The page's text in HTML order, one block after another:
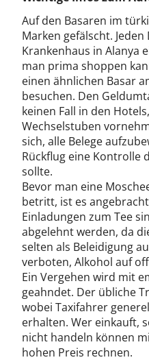
Auf den Basaren im
Marken gefälscht.
Krankenhaus in Alanya
man prima shoppen
einen ähnlichen Basar
besuchen. Den
keinen Fall in den
Wechselstuben
sich, alle Belege
Rückflug eine Kontrolle
sollte.
Bevor man eine
betritt, ist es
Einladungen zum Tee
abgelehnt werden, da
selten als Beleidigung
verboten, Alkohol auf
Ein Vergehen wird mit
geahndet. Der übliche
wobei Taxifahrer
erhalten. Wer einkauft,
nicht handeln können
hohen Preis rechnen.